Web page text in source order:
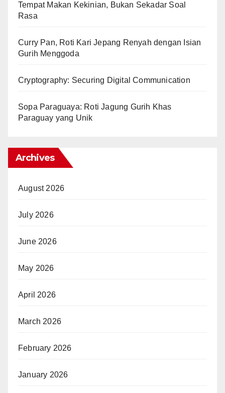
Tempat Makan Kekinian, Bukan Sekadar Soal
Rasa
Curry Pan, Roti Kari Jepang Renyah dengan Isian
Gurih Menggoda
Cryptography: Securing Digital Communication
Sopa Paraguaya: Roti Jagung Gurih Khas
Paraguay yang Unik
Archives
August 2026
July 2026
June 2026
May 2026
April 2026
March 2026
February 2026
January 2026